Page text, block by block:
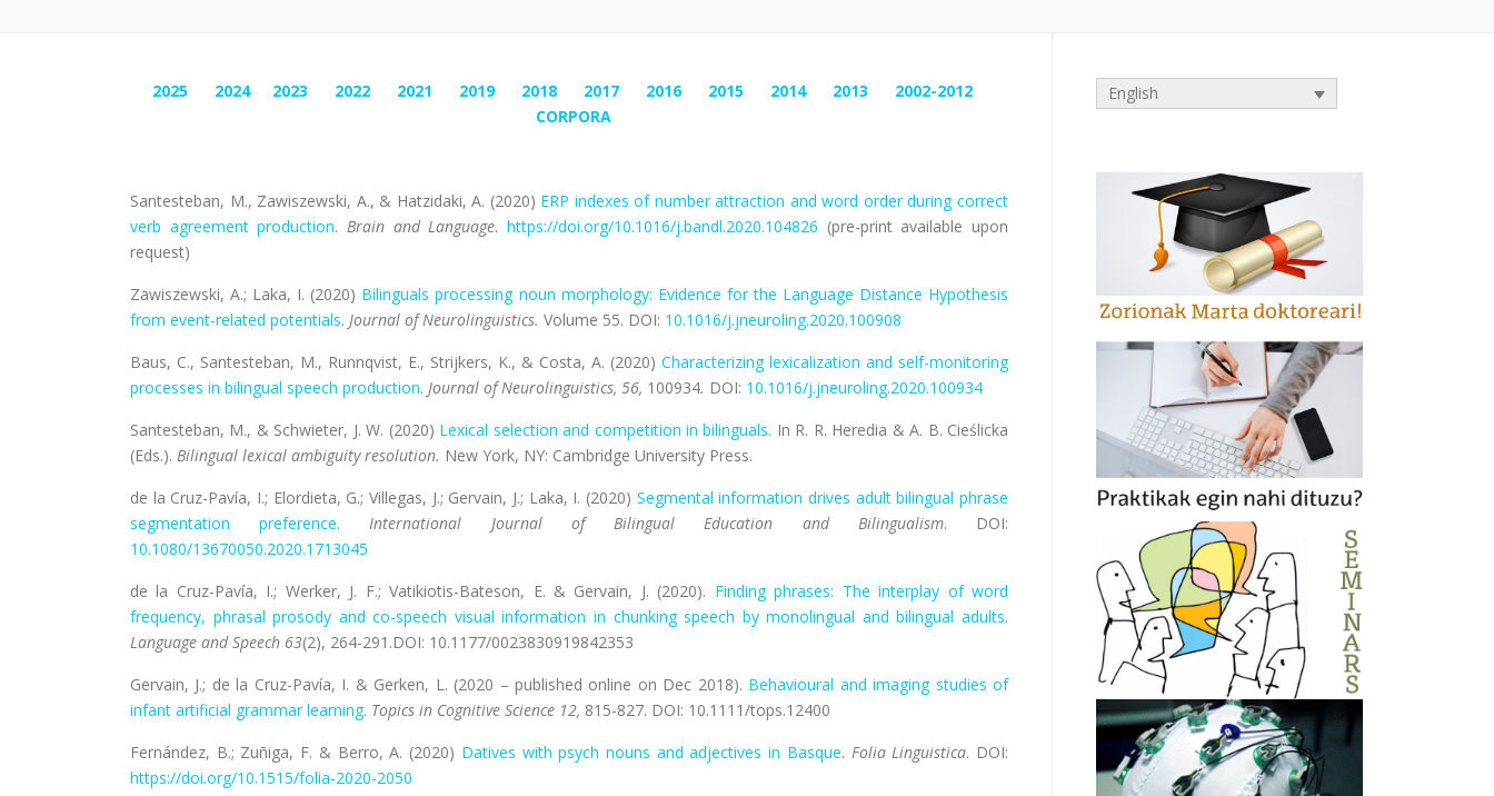
2025 2024 2023 2022 2021 2019 2018 2017 2016 2015 2014 2013
2002-2012
CORPORA
Santesteban, M., Zawiszewski, A., & Hatzidaki, A. (2020) ERP indexes of number attraction and word order during correct
verb agreement production.Brain and Language.https://doi.org/10.1016/j.bandl.2020.104826 (pre-print available upon
request)
Zawiszewski, A.; Laka, I. (2020) Bilinguals processing noun morphology: Evidence for the Language Distance Hypothesis
from event-related potentials. Journal of Neurolinguistics. Volume 55. DOI: 10.1016/j.jneuroling.2020.100908
Baus, C., Santesteban, M., Runnqvist, E., Strijkers, K., & Costa, A. (2020) Characterizing lexicalization and self-monitoring
processes in bilingual speech production. Journal of Neurolinguistics, 56, 100934. DOI: 10.1016/j.jneuroling.2020.100934
Santesteban, M., & Schwieter, J. W. (2020) Lexical selection and competition in bilinguals. In R. R. Heredia & A. B. Cieślicka
(Eds.). Bilingual lexical ambiguity resolution. New York, NY: Cambridge University Press.
de la Cruz-Pavía, I.; Elordieta, G.; Villegas, J.; Gervain, J.; Laka, I. (2020) Segmental information drives adult bilingual phrase
segmentation preference.
International Journal of Bilingual Education and Bilingualism. DOI:
10.1080/13670050.2020.1713045
de la Cruz-Pavía, I.; Werker, J. F.; Vatikiotis-Bateson, E. & Gervain, J. (2020). Finding phrases: The interplay of word
frequency, phrasal prosody and co-speech visual information in chunking speech by monolingual and bilingual adults.
Language and Speech 63(2), 264-291.DOI: 10.1177/0023830919842353
Gervain, J.; de la Cruz-Pavía, I. & Gerken, L. (2020 – published online on Dec 2018). Behavioural and imaging studies of
infant artificial grammar learning. Topics in Cognitive Science 12, 815-827. DOI: 10.1111/tops.12400
Fernández, B.; Zuñiga, F. & Berro, A. (2020) Datives with psych nouns and adjectives in Basque. Folia Linguistica. DOI:
https://doi.org/10.1515/folia-2020-2050
English